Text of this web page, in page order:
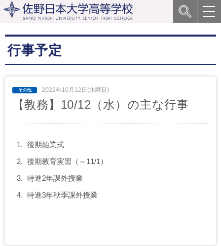
行事予定
2022年10月12日(水曜日)
【教務】10/12（水）の主な行事
後期始業式
後期教育実習（～11/1）
特進2年課外授業
特進3年秋季課外授業